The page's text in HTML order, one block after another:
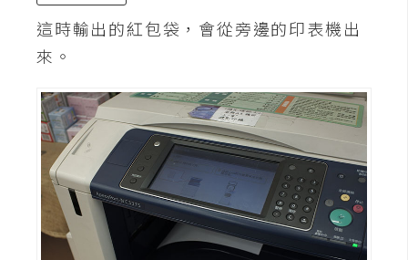
這時輸出的紅包袋，會從旁邊的印表機出
來。